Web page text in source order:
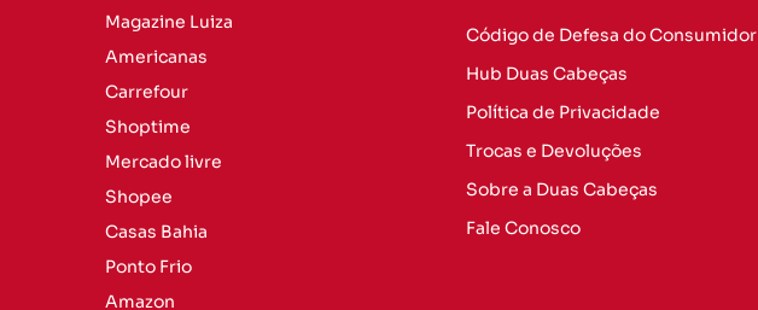
Magazine Luiza
Americanas
Carrefour
Shoptime
Mercado livre
Shopee
Casas Bahia
Ponto Frio
Amazon
Código de Defesa do Consumidor
Hub Duas Cabeças
Política de Privacidade
Trocas e Devoluções
Sobre a Duas Cabeças
Fale Conosco